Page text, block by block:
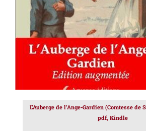
L’Auberge de l’Ange-Gardien (Comtesse de
pdf, Kindle